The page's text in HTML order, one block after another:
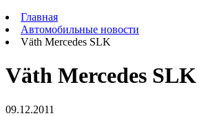
Главная
Автомобильные новости
Väth Mercedes SLK
Väth Mercedes SLK
09.12.2011